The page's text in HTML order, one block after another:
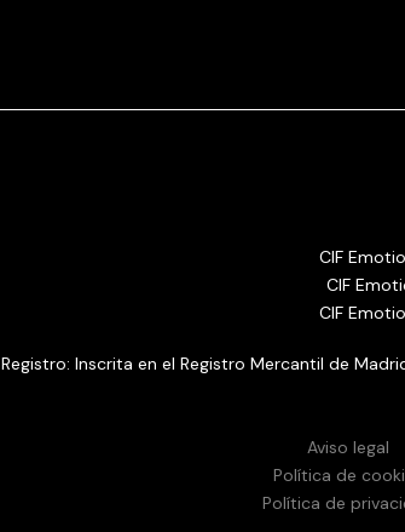
CIF
CIF
CIF
Registro: Inscrita en el Registro Mercantil de
Aviso legal
Política de
Política de